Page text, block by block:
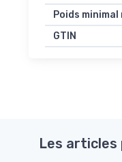
Poids
GTIN
Les articles